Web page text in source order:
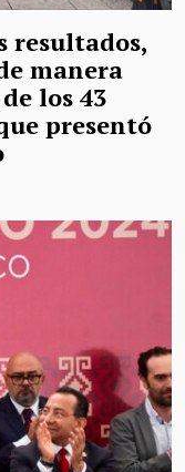
resultados,
manera
los 43
presentó